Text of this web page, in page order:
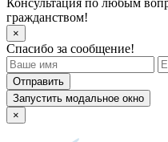
Консультация по любым
гражданством!
×
Спасибо за сообщение!
Отправить
Запустить модальное окно
×